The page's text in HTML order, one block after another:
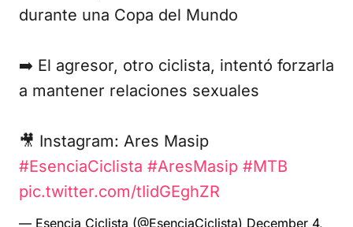
durante una Copa del Mundo
➡️ El agresor, otro ciclista, intentó forzarla
a mantener relaciones sexuales
🎥 Instagram: Ares Masip
#EsenciaCiclista #AresMasip #MTB
pic.twitter.com/tIidGEghZR
— Esencia Ciclista (@EsenciaCiclista) December 4,